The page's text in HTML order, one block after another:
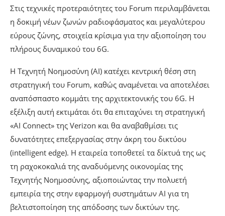
Στις τεχνικές προτεραιότητες του Forum περιλαμβάνεται
η δοκιμή νέων ζωνών ραδιοφάσματος και μεγαλύτερου
εύρους ζώνης, στοιχεία κρίσιμα για την αξιοποίηση του
πλήρους δυναμικού του 6G.
Η Τεχνητή Νοημοσύνη (AI) κατέχει κεντρική θέση στη
στρατηγική του Forum, καθώς αναμένεται να αποτελέσει
αναπόσπαστο κομμάτι της αρχιτεκτονικής του 6G. Η
εξέλιξη αυτή εκτιμάται ότι θα επιταχύνει τη στρατηγική
«AI Connect» της Verizon και θα αναβαθμίσει τις
δυνατότητες επεξεργασίας στην άκρη του δικτύου
(intelligent edge). Η εταιρεία τοποθετεί τα δίκτυά της ως
τη ραχοκοκαλιά της αναδυόμενης οικονομίας της
Τεχνητής Νοημοσύνης, αξιοποιώντας την πολυετή
εμπειρία της στην εφαρμογή συστημάτων AI για τη
βελτιστοποίηση της απόδοσης των δικτύων της.